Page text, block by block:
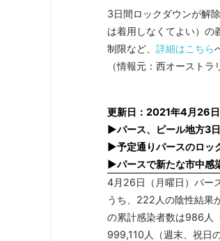
3日間ロックダウンが解
は着用しなくてよい）の
制限など、 詳細はこちら
（情報元：西オースト
更新日：2021年4月26日
▶パース、ピール地方3
▶予定通りパースのロッ
▶パースで新たな市中感
4月26日（月曜日）パー
うち、222人の陰性結果
の累計感染者数は986人
999,110人（週末、祝日